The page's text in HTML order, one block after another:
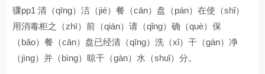
骤pp1 清（qīng）洁（jié）餐（cān）盘（pán）在使（shǐ）
用消毒柜之（zhī）前（qián）请（qǐng）确（què）保
（bǎo）餐（cān）盘已经清（qīng）洗（xǐ）干（gàn）净
（jìng）并（bìng）晾干（gàn）水（shuǐ）分。